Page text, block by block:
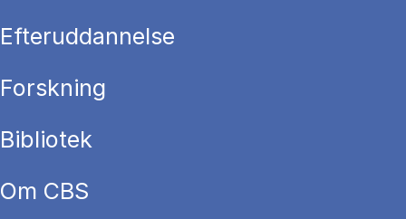
Efteruddannelse
Forskning
Bibliotek
Om CBS